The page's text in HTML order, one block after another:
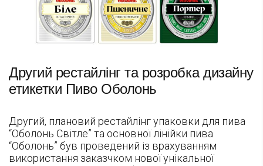
Другий рестайлінг та розробка дизайну
етикетки Пиво Оболонь
Другий, плановий рестайлінг упаковки для пива
“Оболонь Світле” та основної лінійки пива
“Оболонь” був проведений із врахуванням
використання заказчком нової унікальної